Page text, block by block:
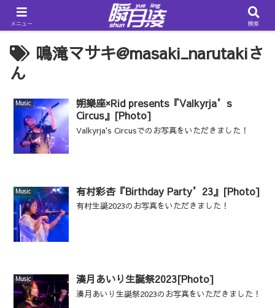
鳴滝マサキ@masaki_narutakiさ
ん
Music
朔樂座×Rid presents『Valkyrja’s
Circus』[Photo]
Valkyrja's Circusでのお写真をいただきました！
Music 有村彩杏『Birthday Party’23』[Photo]
有村生誕2023のお写真をいただきました！
Music 湊月あいり生誕祭2023[Photo]
湊月あいり生誕祭2023のお写真をいただきました！
メニュー 検索